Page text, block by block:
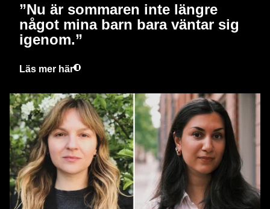
”Nu är sommaren inte längre
något mina barn bara väntar sig
igenom.”
Läs mer här